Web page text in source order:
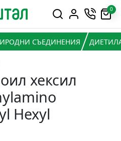
0
СЪЕДИНЕНИЯ
хексил
Hexyl